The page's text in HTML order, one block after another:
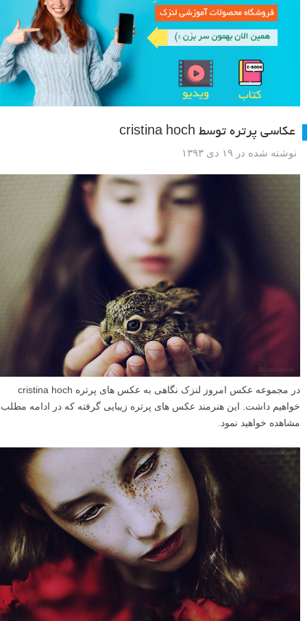
عکاسی پرتره توسط cristina hoch
نوشته شده در ۱۹ دی ۱۳۹۳
در مجموعه عکس امروز لنزک نگاهی به عکس های پرتره cristina hoch
خواهیم داشت. این هنرمند عکس های پرتره زیبایی گرفته که در ادامه مطلب
مشاهده خواهید نمود.